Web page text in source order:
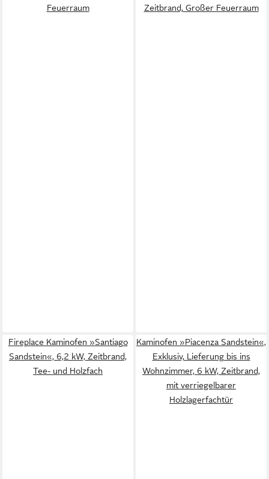
Feuerraum
Zeitbrand, Großer Feuerraum
Fireplace Kaminofen »Santiago
Sandstein«, 6,2 kW, Zeitbrand,
Tee- und Holzfach
Kaminofen »Piacenza Sandstein«,
Exklusiv, Lieferung bis ins
Wohnzimmer, 6 kW, Zeitbrand,
mit verriegelbarer
Holzlagerfachtür